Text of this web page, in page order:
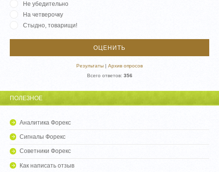
Не убедительно
На четверочку
Стыдно, товарищи!
Результаты
Архив опросов
Всего ответов: 356
ПОЛЕЗНОЕ
Аналитика Форекс
Сигналы Форекс
Советники Форекс
Как написать отзыв